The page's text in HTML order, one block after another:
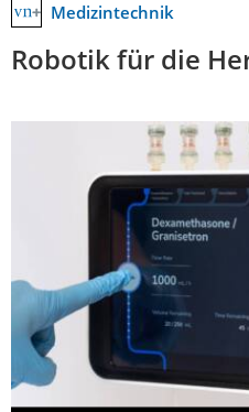
Medizintechnik
Robotik für die